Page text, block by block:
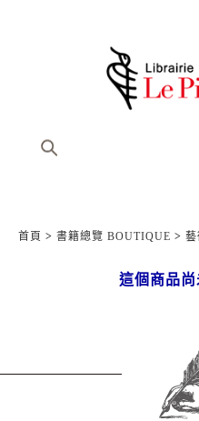
首頁 > 書籍總覽 BOUTIQUE >
這個商品尚